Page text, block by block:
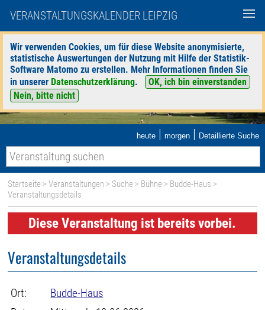
VERANSTALTUNGSKALENDER LEIPZIG
Wir verwenden Cookies, um für diese Website anonymisierte,
statistische Auswertungen der Nutzung mit Hilfe der Statistik-
Software Matomo zu erstellen. Mehr Informationen finden Sie
in unserer Datenschutzerklärung.
OK, ich bin einverstanden
Nein, bitte nicht
heute | morgen | Detaillierte Suche
Startseite >Veranstaltungen > Suche > Bühne > Budde-Haus >
Veranstaltungsdetails
Diese Veranstaltung ist bereits vorbei.
Veranstaltungsdetails
Ort:
Budde-Haus